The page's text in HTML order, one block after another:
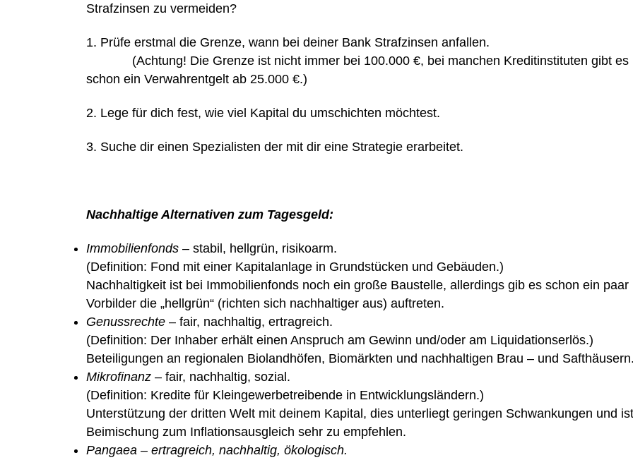
Strafzinsen zu vermeiden?
1. Prüfe erstmal die Grenze, wann bei deiner Bank Strafzinsen
(Achtung! Die Grenze ist nicht immer bei 100.000 €, bei manchen Kreditinstituten gibt es
schon ein Verwahrentgelt ab 25.000 €.)
2. Lege für dich fest, wie viel Kapital du umschichten möchtest.
3. Suche dir einen Spezialisten der mit dir eine Strategie erarbeitet.
Nachhaltige Alternativen zum Tagesgeld:
Immobilienfonds – stabil, hellgrün, risikoarm.
(Definition: Fond mit einer Kapitalanlage in Grundstücken und Gebäuden.)
Nachhaltigkeit ist bei Immobilienfonds noch ein große Baustelle, allerdings gib es schon ein paar
Vorbilder die „hellgrün“ (richten sich nachhaltiger aus) auftreten.
Genussrechte – fair, nachhaltig, ertragreich.
(Definition: Der Inhaber erhält einen Anspruch am Gewinn und/oder am Liquidationserlös.)
Beteiligungen an regionalen Biolandhöfen, Biomärkten und nachhaltigen Brau – und Safthäusern.
Mikrofinanz – fair, nachhaltig, sozial.
(Definition: Kredite für Kleingewerbetreibende in Entwicklungsländern.)
Unterstützung der dritten Welt mit deinem Kapital, dies unterliegt geringen Schwankungen und
Beimischung zum Inflationsausgleich sehr zu empfehlen.
Pangaea – ertragreich, nachhaltig, ökologisch.